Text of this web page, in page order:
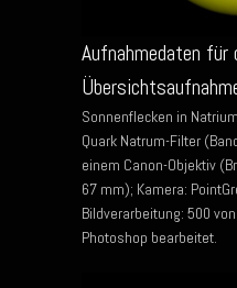
Aufnahmedaten für
Sonnenflecken in
Quark Natrum-Filter
einem Canon-Objektiv
67 mm); Kamera:
Bildverarbeitung: 500
Photoshop bearbeitet.